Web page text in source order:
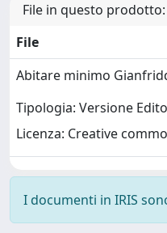
File in questo prodotto:
File
Abitare minimo
Tipologia: Versione
Licenza: Creative
I documenti in IRIS